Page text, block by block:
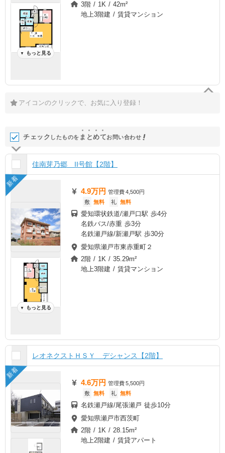
▼ もっと見る
3階 / 1K / 42m²
地上3階建 / 賃貸マンション
アイコンのクリックで、お気に入り登録！
チェック したものを ま とめてお問い合わせ
佳南芽乃郷 II号館【2階】
新着
▼ もっと見る
4.9万円 管理費4,500円
敷 無料 礼 無料
愛知環状鉄道/瀬戸口駅 歩4分
名鉄バス/赤重 歩3分
名鉄瀬戸線/新瀬戸駅 歩30分
愛知県瀬戸市東赤重町２
2階 / 1K / 35.29m²
地上3階建 / 賃貸マンション
レオネクストＨＳＹ デシャンス【2階】
新着
4.6万円 管理費5,500円
敷 無料 礼 無料
名鉄瀬戸線/尾張瀬戸 徒歩10分
愛知県瀬戸市西茨町
2階 / 1K / 28.15m²
地上2階建 / 賃貸アパート